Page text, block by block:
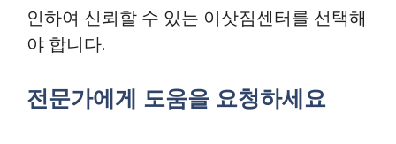
인하여 신뢰할 수 있는 이삿짐센터를 선택해
야 합니다.
전문가에게 도움을 요청하세요